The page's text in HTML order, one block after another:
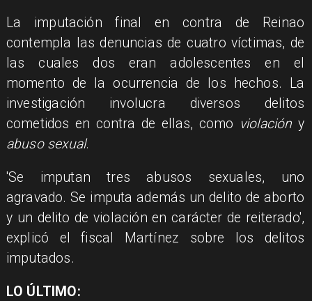
La imputación final en contra de Reinao
contempla las denuncias de cuatro víctimas, de
las cuales dos eran adolescentes en el
momento de la ocurrencia de los hechos. La
investigación involucra diversos delitos
cometidos en contra de ellas, como violación y
abuso sexual.
'Se imputan tres abusos sexuales, uno
agravado. Se imputa además un delito de aborto
y un delito de violación en carácter de reiterado',
explicó el fiscal Martínez sobre los delitos
imputados.
LO ÚLTIMO: